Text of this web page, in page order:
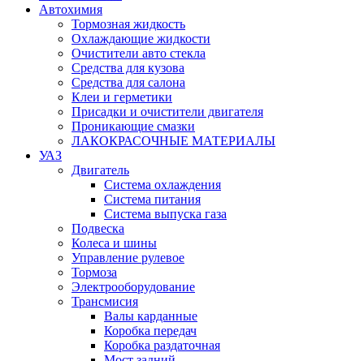
Автохимия
Тормозная жидкость
Охлаждающие жидкости
Очистители авто стекла
Средства для кузова
Средства для салона
Клеи и герметики
Присадки и очистители двигателя
Проникающие смазки
ЛАКОКРАСОЧНЫЕ МАТЕРИАЛЫ
УАЗ
Двигатель
Система охлаждения
Система питания
Система выпуска газа
Подвеска
Колеса и шины
Управление рулевое
Тормоза
Электрооборудование
Трансмисия
Валы карданные
Коробка передач
Коробка раздаточная